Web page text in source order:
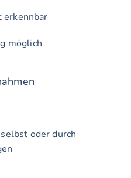
erkennbar
möglich
oder durch